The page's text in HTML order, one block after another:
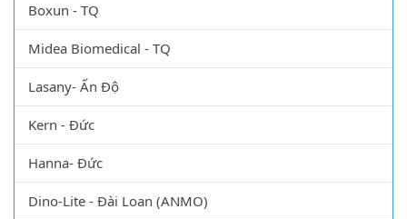
Boxun - TQ
Midea Biomedical - TQ
Lasany- Ấn Độ
Kern - Đức
Hanna- Đức
Dino-Lite - Đài Loan (ANMO)